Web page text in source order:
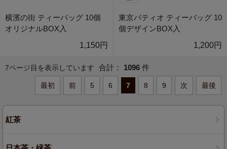
横濱の街 ティーバッグ 10個
オリジナルBOX入
1,150円
東京パティオ ティーバッグ 10
個デザインBOX入
1,200円
7ページ目を表示しています 合計： 1096 件
最初 前 5 6 7 8 9 次 最後
紅茶